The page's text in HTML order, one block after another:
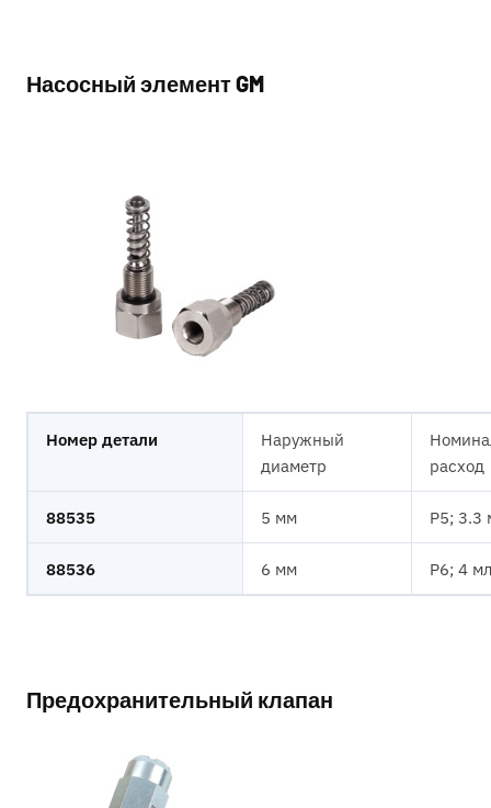
Насосный элемент GM
Номер детали
Наружный
диаметр
расход
88535 5 мм P5; 3.3
88536 6 мм P6; 4
Предохранительный клапан